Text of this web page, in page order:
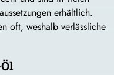
erhältlich.
oft, weshalb verlässliche